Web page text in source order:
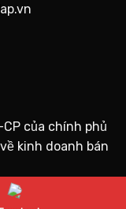
của chính phủ
kinh doanh bán
của Chính phủ: